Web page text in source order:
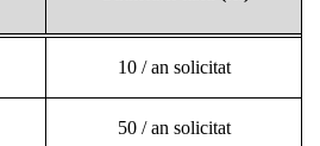
10 / an solicitat
50 / an solicitat